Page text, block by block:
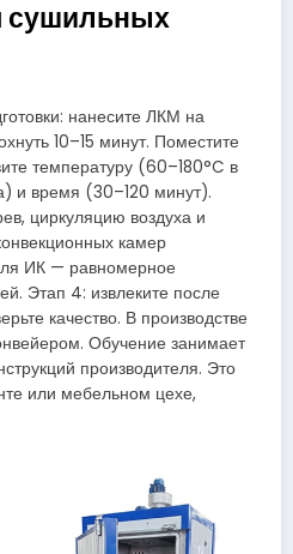
сушильных
нанесите ЛКМ на
10–15 минут. Поместите
температуру (60–180°C в
и время (30–120 минут).
циркуляцию воздуха и
камер
ИК — равномерное
Этап 4: извлеките после
качество. В производстве
Обучение занимает
производителя. Это
или мебельном цехе,